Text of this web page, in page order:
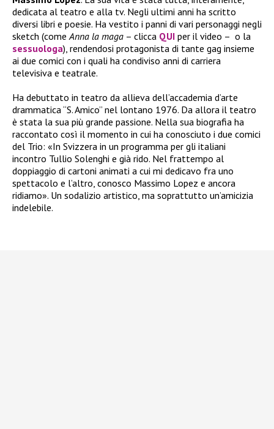
dedicata al teatro e alla tv. Negli ultimi anni ha scritto
diversi libri e poesie. Ha vestito i panni di vari personaggi negli
sketch (come Anna la maga – clicca QUI per il video – o la
sessuologa), rendendosi protagonista di tante gag insieme
ai due comici con i quali ha condiviso anni di carriera
televisiva e teatrale.
Ha debuttato in teatro da allieva dell’accademia d’arte
drammatica “S. Amico” nel lontano 1976. Da allora il teatro
è stata la sua più grande passione. Nella sua biografia ha
raccontato così il momento in cui ha conosciuto i due comici
del Trio: «In Svizzera in un programma per gli italiani
incontro Tullio Solenghi e già rido. Nel frattempo al
doppiaggio di cartoni animati a cui mi dedicavo fra uno
spettacolo e l’altro, conosco Massimo Lopez e ancora
ridiamo». Un sodalizio artistico, ma soprattutto un’amicizia
indelebile.